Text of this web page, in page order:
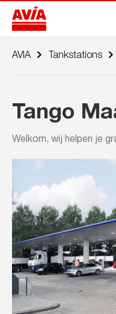
AVIA Tankstations
Tango
Welkom, wij helpen je